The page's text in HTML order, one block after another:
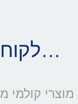
לקוחות אומרים עלינו…